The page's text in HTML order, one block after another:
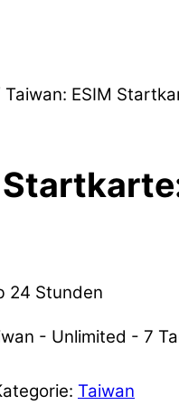
Taiwan: ESIM
24 Stunden
- Unlimited - 7
Taiwan